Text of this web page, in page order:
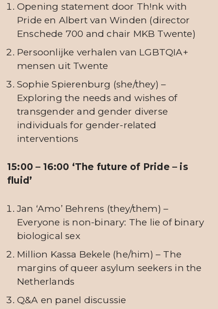
Opening statement door Th!nk with
Pride en Albert van Winden (director
Enschede 700 and chair MKB Twente)
Persoonlijke verhalen van LGBTQIA+
mensen uit Twente
Sophie Spierenburg (she/they) –
Exploring the needs and wishes of
transgender and gender diverse
individuals for gender-related
interventions
15:00 – 16:00 ‘The future of Pride – is
fluid’
Jan ‘Amo’ Behrens (they/them) –
Everyone is non-binary: The lie of binary
biological sex
Million Kassa Bekele (he/him) – The
margins of queer asylum seekers in the
Netherlands
Q&A en panel discussie